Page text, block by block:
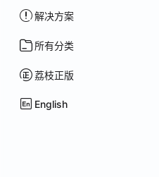
解决方案
所有分类
荔枝正版
English